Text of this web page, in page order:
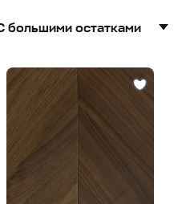
большими остатками
Дешевле
Дороже